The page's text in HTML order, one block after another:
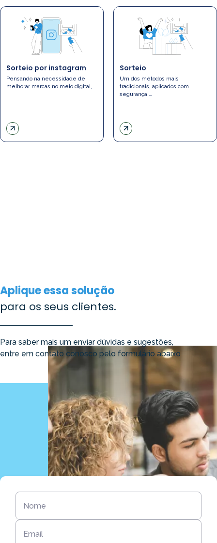
Sorteio por instagram
Pensando na necessidade de
melhorar marcas no meio digital,…
Sorteio
Um dos métodos mais
tradicionais, aplicados com
segurança,…
Aplique essa solução
para os seus clientes.
Para saber mais um enviar dúvidas e sugestões,
entre em contato conosco pelo formulário abaixo
Nome
Email